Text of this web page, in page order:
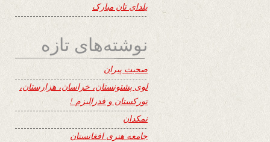
یلدای تان مبارک
نوشته‌های تازه
صحبت پیران
لوی پشتونستان، خراسان، هزارستان،
تورکستان و فدرالیزم !
نمکدان
جامعه هنری افغانستان